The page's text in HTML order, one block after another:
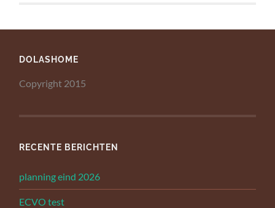
DOLASHOME
Copyright 2015
RECENTE BERICHTEN
planning eind 2026
ECVO test